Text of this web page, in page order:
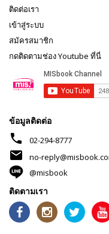
ติดต่อเรา
เข้าสู่ระบบ
สมัครสมาชิก
กดติดตามช่อง Youtube ที่นี่
ข้อมูลติดต่อ
phone 02-294-8777
mail
no-
@misbook
ติดตามเรา